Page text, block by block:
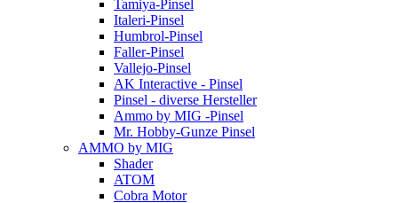
Tamiya-Pinsel
Italeri-Pinsel
Humbrol-Pinsel
Faller-Pinsel
Vallejo-Pinsel
AK Interactive - Pinsel
Pinsel - diverse Hersteller
Ammo by MIG -Pinsel
Mr. Hobby-Gunze Pinsel
AMMO by MIG
Shader
ATOM
Cobra Motor